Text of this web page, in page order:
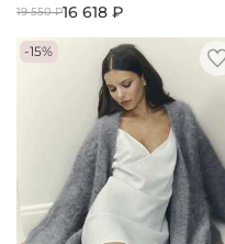
19 550 ₽16 618 ₽
-15%